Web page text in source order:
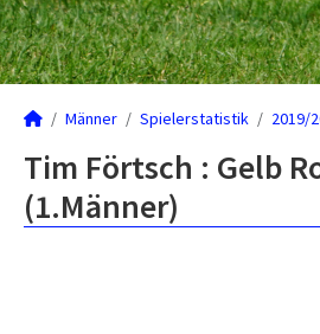
Männer Spielerstatistik 2019/
Tim Förtsch : Gelb
(1.Männer)